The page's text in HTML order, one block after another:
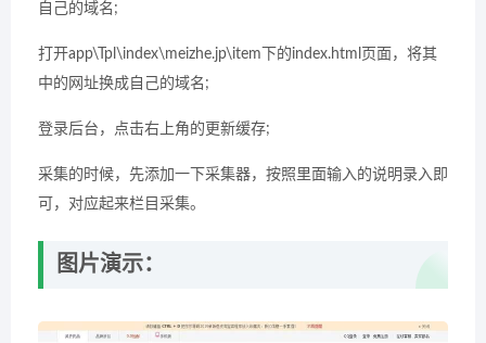
自己的域名;
打开app\Tpl\index\meizhe.jp\item下的index.html页面，将其
中的网址换成自己的域名;
登录后台，点击右上角的更新缓存;
采集的时候，先添加一下采集器，按照里面输入的说明录入即
可，对应起来栏目采集。
图片演示：